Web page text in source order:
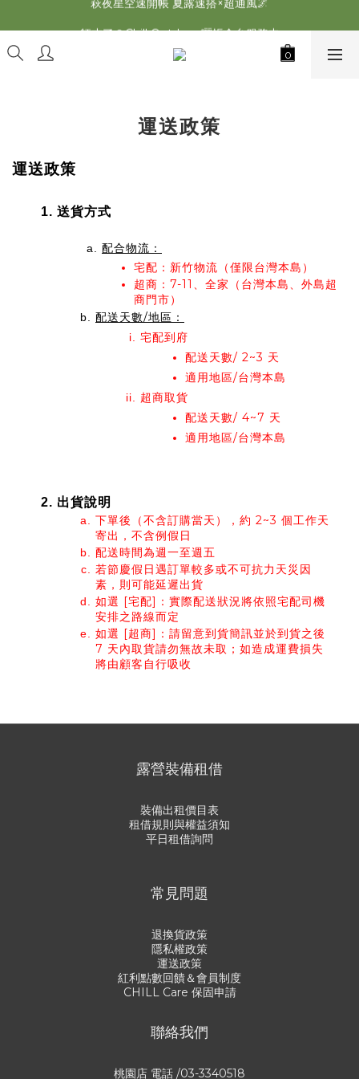
師丈了？Chill Outdoor 曬帳全台服務中
2026最新 萩遊之魂五單位2.0 發表⚡️
運送政策
運送政策
送貨方式
配合物流：
宅配：新竹物流（僅限台灣本島）
超商：7-11、全家（台灣本島、外島超
商門市）
配送天數/地區：
宅配到府
配送天數/ 2~3 天
適用地區/台灣本島
超商取貨
配送天數/ 4~7 天
適用地區/台灣本島
出貨說明
下單後（不含訂購當天），約 2~3 個工作天
寄出，不含例假日
配送時間為週一至週五
若節慶假日遇訂單較多或不可抗力天災因
素，則可能延遲出貨
如選 [宅配]：實際配送狀況將依照宅配司機
安排之路線而定
如選 [超商]：請留意到貨簡訊並於到貨之後
7 天內取貨請勿無故未取；如造成運費損失
將由顧客自行吸收
露營裝備租借
裝備出租價目表
租借規則與權益須知
平日租借詢問
常見問題
退換貨政策
隱私權政策
運送政策
紅利點數回饋＆會員制度
CHILL Care 保固申請
聯絡我們
桃園店 電話 /03-3340518